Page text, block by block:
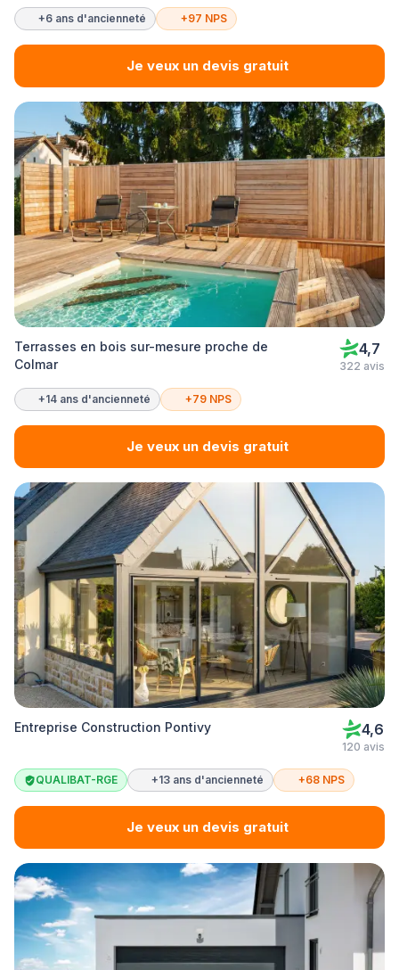
+6 ans d'ancienneté +97 NPS
Je veux un devis gratuit
Terrasses en bois sur-mesure proche de
Colmar
4,7
322 avis
+14 ans d'ancienneté +79 NPS
Je veux un devis gratuit
Entreprise Construction Pontivy 4,6
120 avis
QUALIBAT-RGE +13 ans d'ancienneté +68 NPS
Je veux un devis gratuit